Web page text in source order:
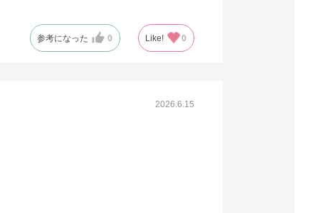
61-318-2-35
参考になった 0 Like! 0
2026.6.15